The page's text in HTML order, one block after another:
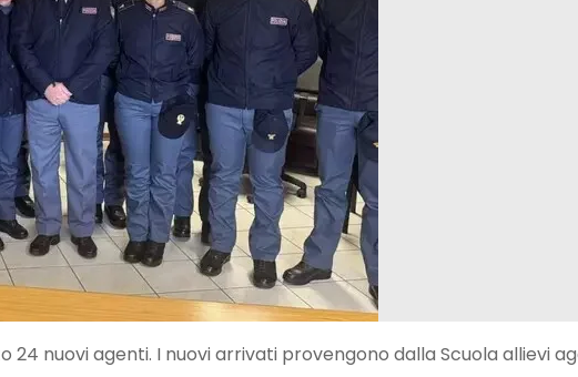
nuovi agenti. I nuovi arrivati provengono dalla Scuola allievi